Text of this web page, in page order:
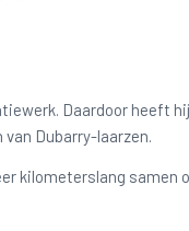
Daardoor heeft
Dubarry-laarzen.
kilometerslang samen